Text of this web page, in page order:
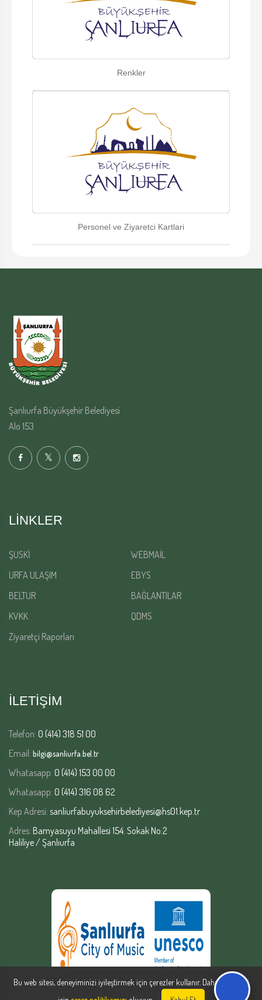
Renkler
Personel ve Ziyaretci Kartlari
Şanlıurfa Büyükşehir Belediyesi
Alo 153
LINKLER
ŞUSKİ
WEBMAİL
URFA ULAŞIM
EBYS
BELTUR
BAĞLANTILAR
KVKK
QDMS
Ziyaretçi Raporları
İLETİŞİM
Telefon: 0 (414) 318 51 00
Email: bilgi@sanliurfa.bel.tr
Whatasapp: 0 (414) 153 00 00
Whatasapp: 0 (414) 316 08 62
Kep Adresi: sanliurfabuyuksehirbelediyesi@hs01.kep.tr
Adres: Bamyasuyu Mahallesi 154. Sokak No:2
Haliliye / Şanlıurfa
Bu web sitesi, deneyiminizi iyileştirmek için çerezler kullanır. Daha fazla bilgi